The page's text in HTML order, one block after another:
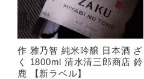
作 雅乃智 純米吟醸 日本酒 ざ
く 1800ml 清水清三郎商店 鈴
鹿 【新ラベル】